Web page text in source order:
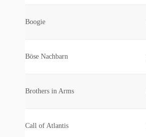
Boogie
Böse Nachbarn
Brothers in Arms
Call of Atlantis